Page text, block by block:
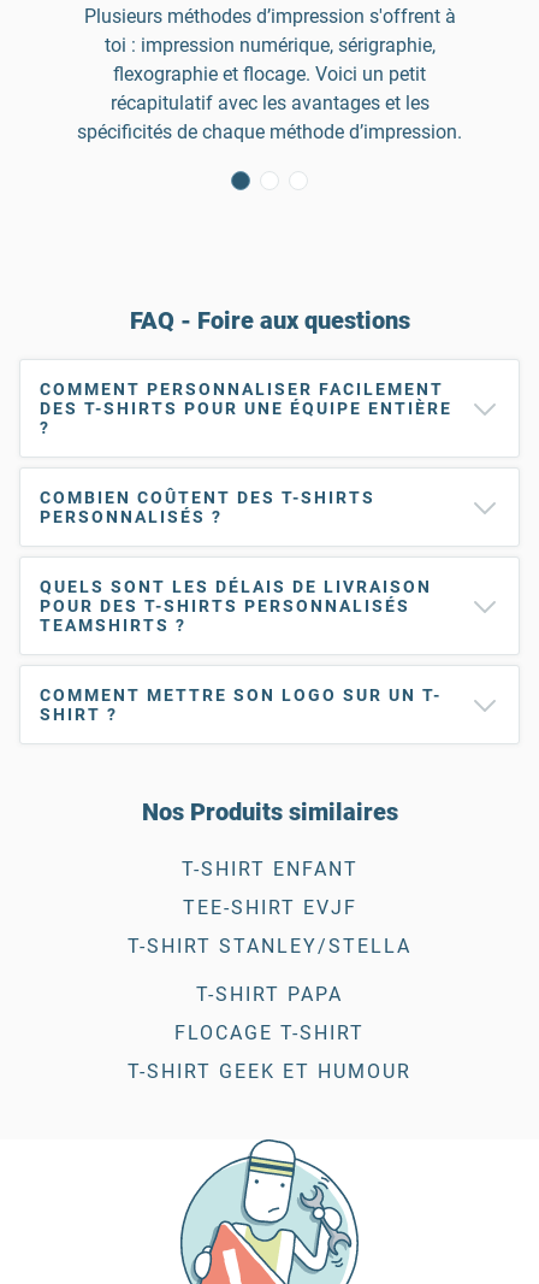
Plusieurs méthodes d’impression s'offrent à
toi : impression numérique, sérigraphie,
flexographie et flocage. Voici un petit
récapitulatif avec les avantages et les
spécificités de chaque méthode d’impression.
FAQ - Foire aux questions
COMMENT PERSONNALISER FACILEMENT
DES T-SHIRTS POUR UNE ÉQUIPE ENTIÈRE
?
COMBIEN COÛTENT DES T-SHIRTS
PERSONNALISÉS ?
QUELS SONT LES DÉLAIS DE LIVRAISON
POUR DES T-SHIRTS PERSONNALISÉS
TEAMSHIRTS ?
COMMENT METTRE SON LOGO SUR UN T-
SHIRT ?
Nos Produits similaires
T-SHIRT ENFANT
TEE-SHIRT EVJF
T-SHIRT STANLEY/STELLA
T-SHIRT PAPA
FLOCAGE T-SHIRT
T-SHIRT GEEK ET HUMOUR